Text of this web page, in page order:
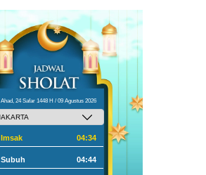
Ahad, 24 Safar 1448 H / 09 Agustus 2026
Imsak 04:34
Subuh 04:44